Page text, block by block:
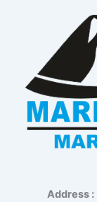
Address :